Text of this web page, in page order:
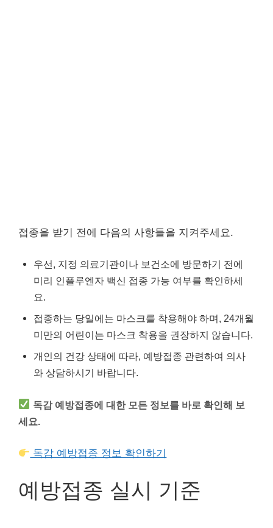
접종을 받기 전에 다음의 사항들을 지켜주세요.
우선, 지정 의료기관이나 보건소에 방문하기 전에
미리 인플루엔자 백신 접종 가능 여부를 확인하세
요.
접종하는 당일에는 마스크를 착용해야 하며, 24개월
미만의 어린이는 마스크 착용을 권장하지 않습니다.
개인의 건강 상태에 따라, 예방접종 관련하여 의사
와 상담하시기 바랍니다.
독감 예방접종에 대한 모든 정보를 바로 확인해 보
세요.
독감 예방접종 정보 확인하기
예방접종 실시 기준